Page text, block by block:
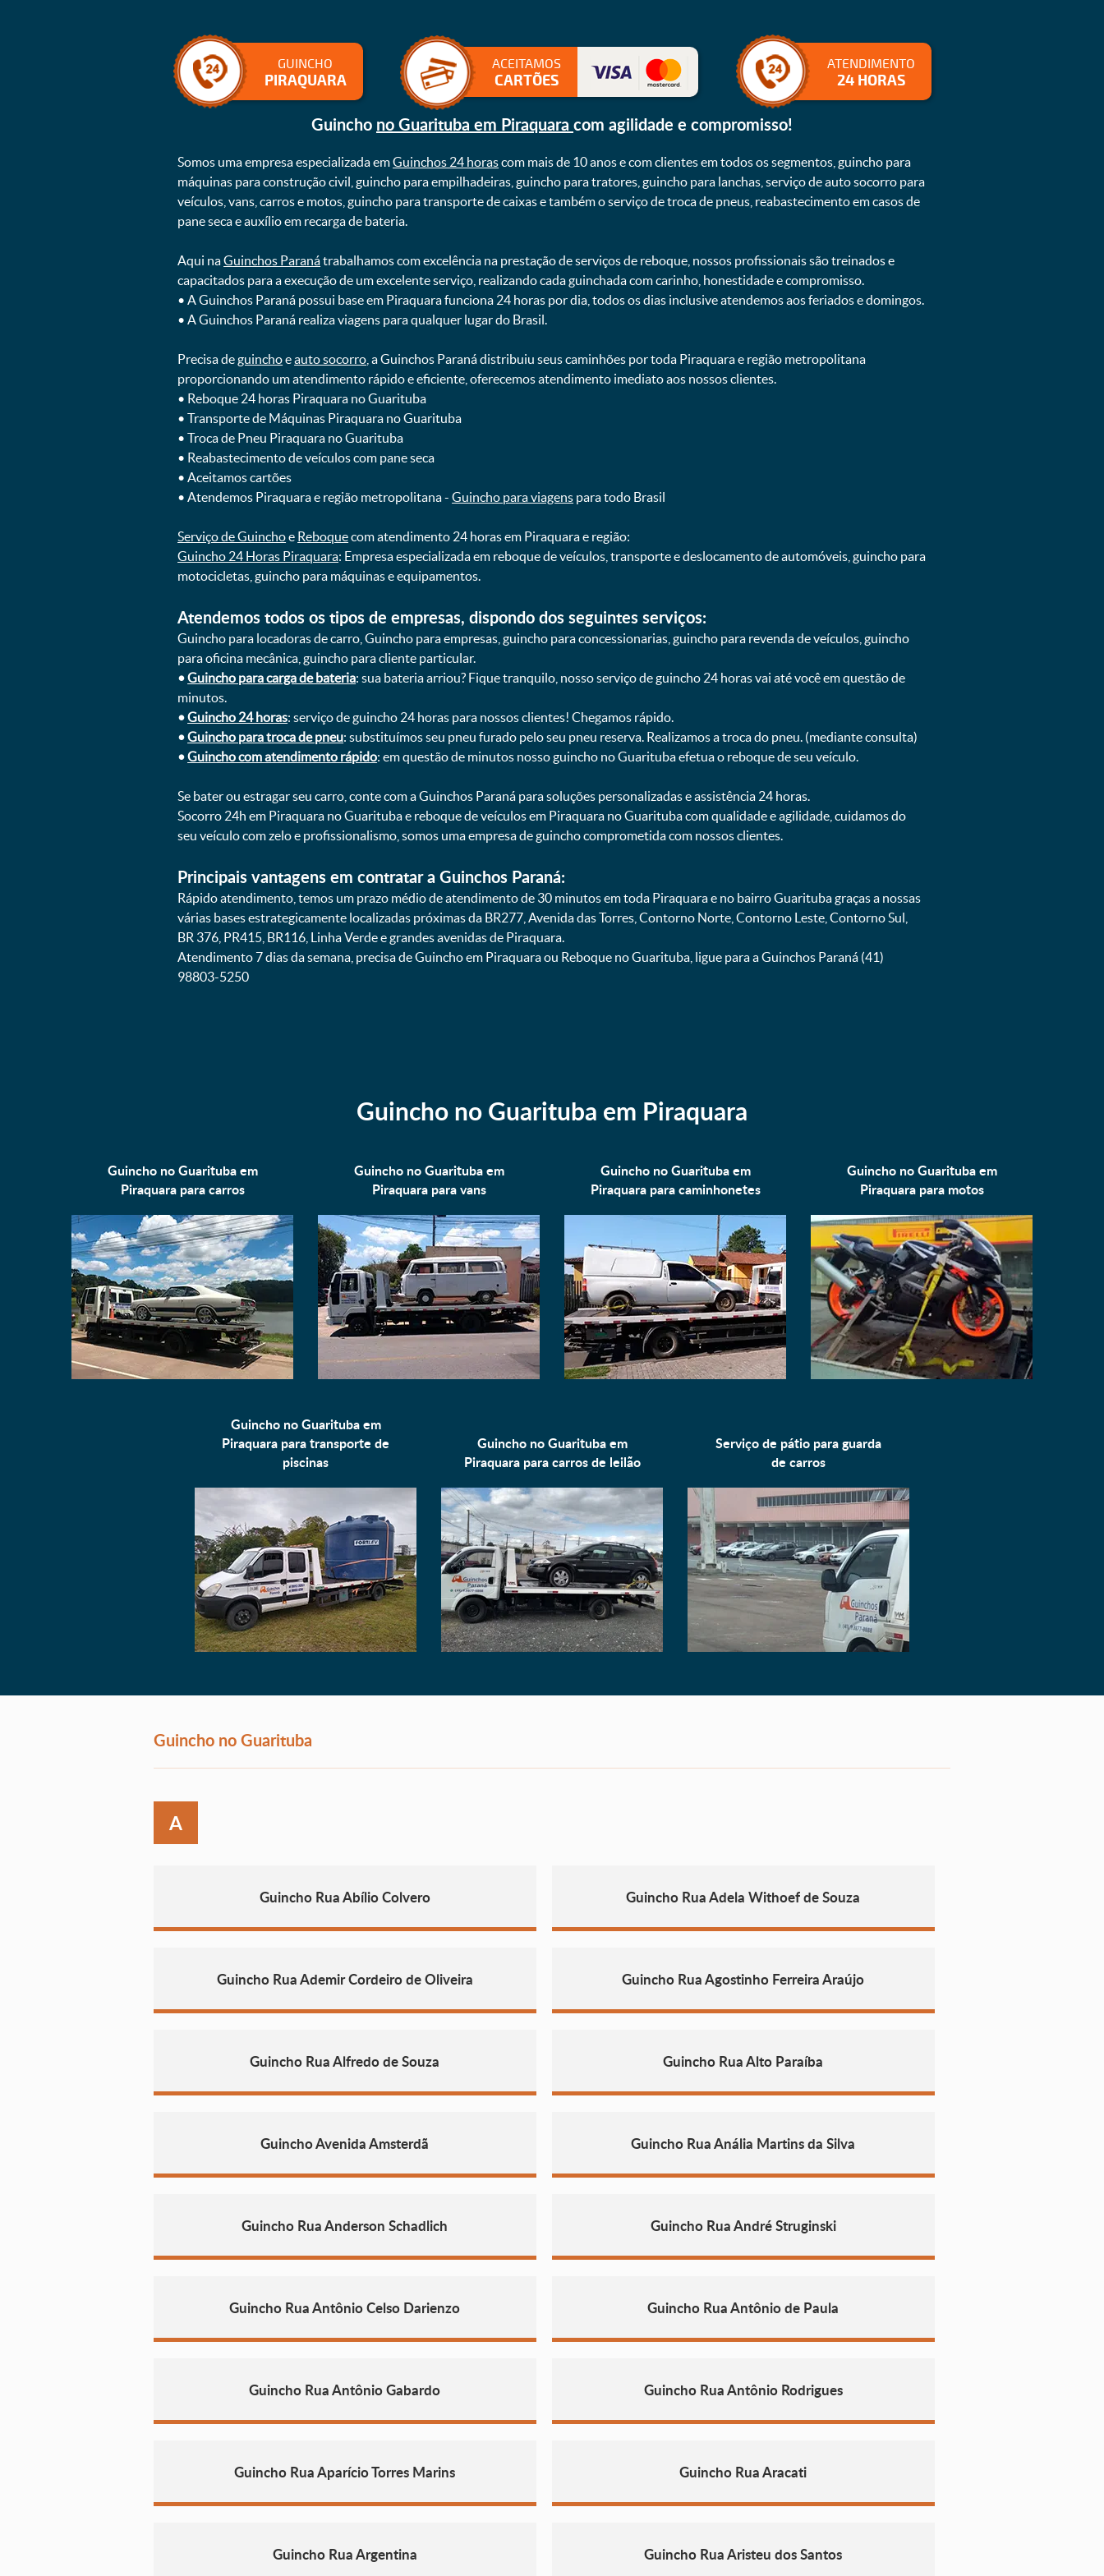
GUINCHO
PIRAQUARA
ACEITAMOS
CARTÕES
ATENDIMENTO
24 HORAS
Guincho no Guarituba em Piraquara com agilidade e compromisso!
Somos uma empresa especializada emGuinchos 24 horascom mais de 10 anos e com clientes em todos os segmentos, guincho para
máquinas para construção civil, guincho para empilhadeiras, guincho para tratores, guincho para lanchas, serviço de auto socorro para
veículos, vans, carros e motos, guincho para transporte de caixas e também o serviço de troca de pneus, reabastecimento em casos de
pane seca e auxílio em recarga de bateria. ㅤㅤ
Aqui naGuinchos Paranátrabalhamos com excelência na prestação de serviços de reboque, nossos profissionais são treinados e
capacitados para a execução de um excelente serviço, realizando cada guinchada com carinho, honestidade e compromisso.
ㅤㅤ• A Guinchos Paraná possui base em Piraquara funciona 24 horas por dia, todos os dias inclusive atendemos aos feriados e domingos.
ㅤㅤ• A Guinchos Paraná realiza viagens para qualquer lugar do Brasil.
Precisa deguinchoeauto socorro , a Guinchos Paraná distribuiu seus caminhões por toda Piraquara e região metropolitana
proporcionando um atendimento rápido e eficiente, oferecemos atendimento imediato aos nossos clientes.
ㅤㅤ• Reboque 24 horas Piraquara no Guarituba
ㅤㅤ• Transporte de Máquinas Piraquara no Guarituba
ㅤㅤ• Troca de Pneu Piraquara no Guarituba
ㅤㅤ• Reabastecimento de veículos com pane seca
ㅤㅤ• Aceitamos cartões
ㅤㅤ• Atendemos Piraquara e região metropolitana -Guincho para viagens para todo Brasil
Serviço de Guinchoe Reboquecom atendimento 24 horas em Piraquara e região:
Guincho 24 Horas Piraquara: Empresa especializada em reboque de veículos, transporte e deslocamento de automóveis, guincho para
motocicletas, guincho para máquinas e equipamentos.
Atendemos todos os tipos de empresas, dispondo dos seguintes serviços:
Guincho para locadoras de carro, Guincho para empresas, guincho para concessionarias, guincho para revenda de veículos, guincho
para oficina mecânica, guincho para cliente particular.
•Guincho para carga de bateria: sua bateria arriou? Fique tranquilo, nosso serviço de guincho 24 horas vai até você em questão de
minutos.
•Guincho 24 horas: serviço de guincho 24 horas para nossos clientes! Chegamos rápido.
•Guincho para troca de pneu: substituímos seu pneu furado pelo seu pneu reserva. Realizamos a troca do pneu. (mediante consulta)
•Guincho com atendimento rápido: em questão de minutos nosso guincho no Guarituba efetua o reboque de seu veículo.
Se bater ou estragar seu carro, conte com a Guinchos Paraná para soluções personalizadas e assistência 24 horas.
Socorro 24h em Piraquara no Guarituba e reboque de veículos em Piraquara no Guarituba com qualidade e agilidade, cuidamos do
seu veículo com zelo e profissionalismo, somos uma empresa de guincho comprometida com nossos clientes.
Principais vantagens em contratar a Guinchos Paraná:
Rápido atendimento, temos um prazo médio de atendimento de 30 minutos em toda Piraquara e no bairro Guarituba graças a nossas
várias bases estrategicamente localizadas próximas da BR277, Avenida das Torres, Contorno Norte, Contorno Leste, Contorno Sul,
BR 376, PR415, BR116, Linha Verde e grandes avenidas de Piraquara.
Atendimento 7 dias da semana, precisa de Guincho em Piraquara ou Reboque no Guarituba, ligue para a Guinchos Paraná (41)
98803-5250
Guincho no Guarituba em Piraquara
Guincho no Guarituba em
Piraquara paracarros
Guincho no Guarituba em
Piraquara paravans
Guincho no Guarituba em
Piraquara paracaminhonetes
Guincho no Guarituba em
Piraquara para motos
Guincho no Guarituba em
Piraquara paratransporte de
piscinas
Guincho no Guarituba em
Piraquara paracarros de leilão
Serviço de pátio paraguarda
de carros
Guincho no Guarituba
A
Guincho Rua Abílio Colvero Guincho Rua Adela Withoef de Souza
Guincho Rua Ademir Cordeiro de Oliveira Guincho Rua Agostinho Ferreira Araújo
Guincho Rua Alfredo de Souza Guincho Rua Alto Paraíba
Guincho Avenida Amsterdã Guincho Rua Anália Martins da Silva
Guincho Rua Anderson Schadlich Guincho Rua André Struginski
Guincho Rua Antônio Celso Darienzo Guincho Rua Antônio de Paula
Guincho Rua Antônio Gabardo Guincho Rua Antônio Rodrigues
Guincho Rua Aparício Torres Marins Guincho Rua Aracati
Guincho Rua Argentina Guincho Rua Aristeu dos Santos